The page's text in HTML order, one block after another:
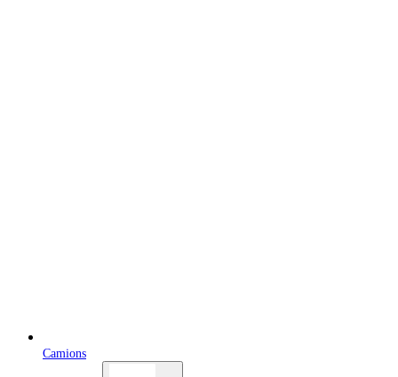
Camions